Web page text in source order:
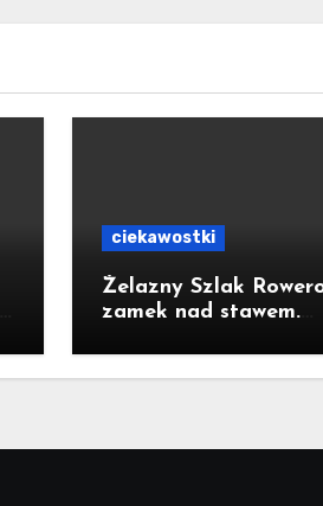
ciekawostki
Żelazny Szlak
zamek nad stawem.